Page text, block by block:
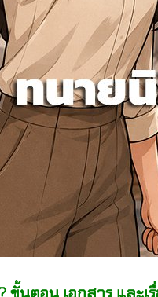
อน เอกสาร และเรื่